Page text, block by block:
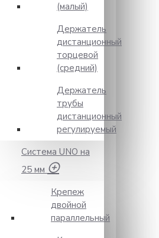
(малый)
Держатель
дистанционный
торцевой
(средний)
Держатель
трубы
дистанционный
регулируемый
Система UNO на
25 мм
Крепеж
двойной
параллельный